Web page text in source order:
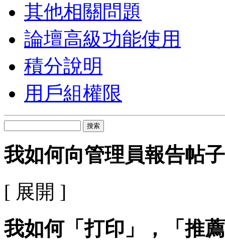
其他相關問題
論壇高級功能使用
積分說明
用戶組權限
搜索
我如何向管理員報告帖子
[ 展開 ]
我如何「打印」，「推